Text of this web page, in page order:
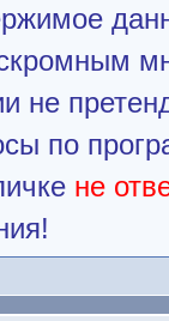
не
по
не